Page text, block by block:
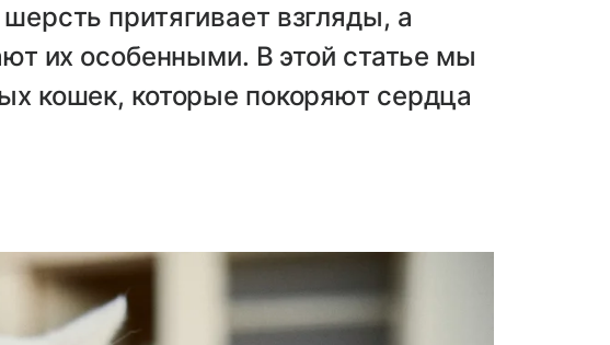
притягивает взгляды, а
их особенными. В этой статье мы
кошек, которые покоряют сердца